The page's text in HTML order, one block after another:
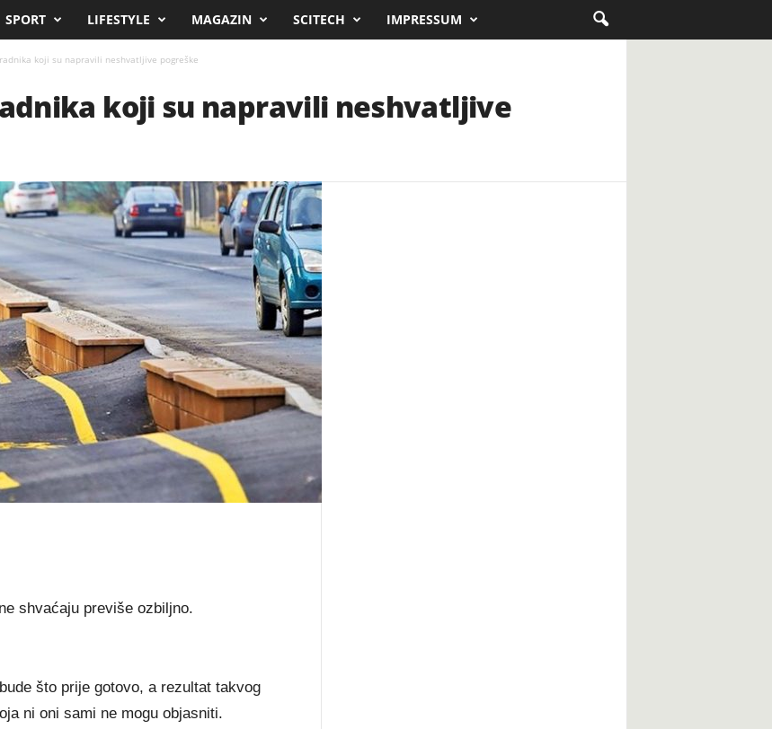
SPORT LIFESTYLE MAGAZIN SCITECH IMPRESSUM
koji su napravili neshvatljive pogreške
koji su napravili neshvatljive
shvaćaju previše ozbiljno.
što prije gotovo, a rezultat takvog
ni oni sami ne mogu objasniti.